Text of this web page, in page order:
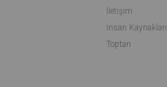
İletişim
İnsan Kaynakları
Toptan